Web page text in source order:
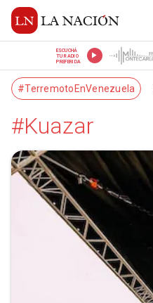
ESCUCHÁ
TU RADIO
PREFERIDA
#TerremotoEnVenezuela
#Kuazar